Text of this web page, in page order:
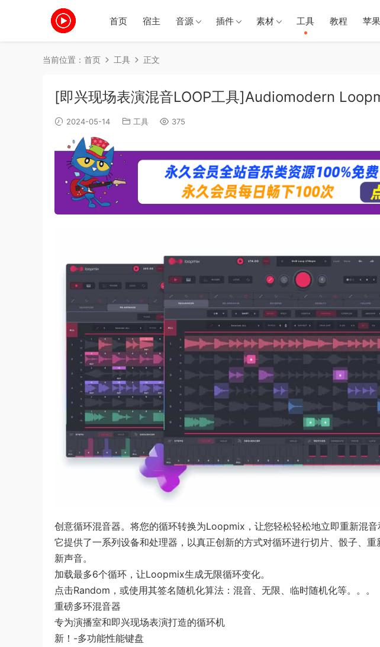
首页 宿主 音源 插件 素材 工具 教程 苹果
当前位置： 首页 工具 正文
[即兴现场表演混音LOOP工具]Audiomodern
2024-05-14 工具 375
创意循环混音器。将您的循环转换为Loopmix，让您轻松轻松地立即重新混音
它提供了一系列设备和处理器，以真正创新的方式对循环进行切片、骰子、
新声音。
加载最多6个循环，让Loopmix生成无限循环变化。
点击Random，或使用其签名随机化算法：混音、无限、临时随机化等。。。
重磅多环混音器
专为演播室和即兴现场表演打造的循环机
新！-多功能性能键盘